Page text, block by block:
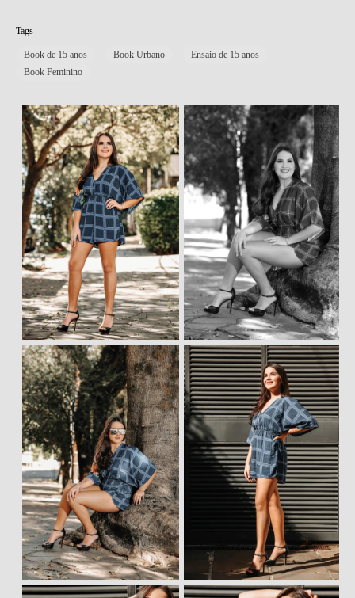
Tags
Book de 15 anos Book Urbano
Ensaio de 15 anos
Book Feminino